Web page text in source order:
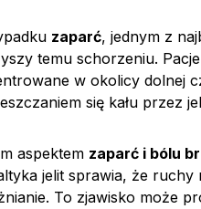
zaparć, jednym z
temu schorzeniu.
w okolicy dolnej
się kału przez
aspektem zaparć i bólu
jelit sprawia, że
To zjawisko może